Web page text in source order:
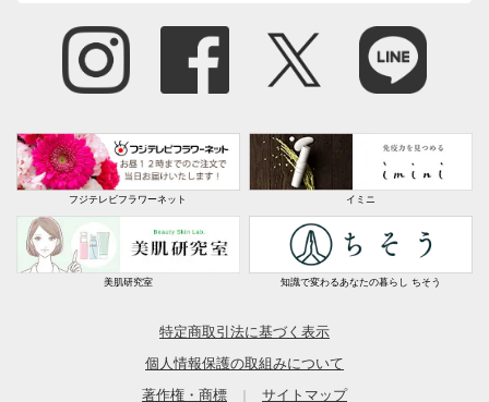
フジテレビフラワーネット イミニ
美肌研究室 知識で変わるあなたの暮らし ちそう
特定商取引法に基づく表示
個人情報保護の取組みについて
著作権・商標
サイトマップ